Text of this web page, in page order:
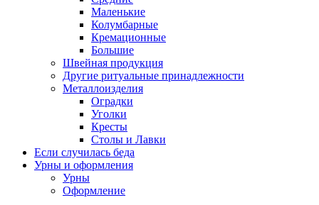
Маленькие
Колумбарные
Кремационные
Большие
Швейная продукция
Другие ритуальные принадлежности
Металлоизделия
Оградки
Уголки
Кресты
Столы и Лавки
Если случилась беда
Урны и оформления
Урны
Оформление